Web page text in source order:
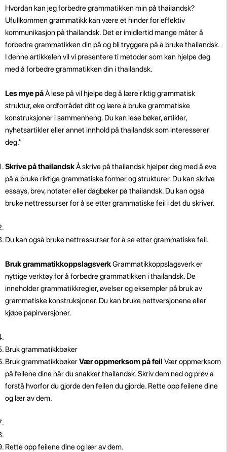
Hvordan kan jeg forbedre grammatikken min på thailandsk?
Ufullkommen grammatikk kan være et hinder for effektiv
kommunikasjon på thailandsk. Det er imidlertid mange måter å
forbedre grammatikken din på og bli tryggere på å bruke thailandsk.
I denne artikkelen vil vi presentere ti metoder som kan hjelpe deg
med å forbedre grammatikken din i thailandsk.
Les mye påÅ lese på vil hjelpe deg å lære riktig grammatisk
struktur, øke ordforrådet ditt og lære å bruke grammatiske
konstruksjoner i sammenheng. Du kan lese bøker, artikler,
nyhetsartikler eller annet innhold på thailandsk som interesserer
deg."
Skrive på thailandskÅ skrive på thailandsk hjelper deg med å øve
på å bruke riktige grammatiske former og strukturer. Du kan skrive
essays, brev, notater eller dagbøker på thailandsk. Du kan også
bruke nettressurser for å se etter grammatiske feil i det du skriver.
Du kan også bruke nettressurser for å se etter grammatiske feil.
Bruk grammatikkoppslagsverkGrammatikkoppslagsverk er
nyttige verktøy for å forbedre grammatikken i thailandsk. De
inneholder grammatikkregler, øvelser og eksempler på bruk av
grammatiske konstruksjoner. Du kan bruke nettversjonene eller
kjøpe papirversjoner.
Bruk grammatikkbøker
Bruk grammatikkbøkerVær oppmerksom på feil Vær oppmerksom
på feilene dine når du snakker thailandsk. Skriv dem ned og prøv å
forstå hvorfor du gjorde den feilen du gjorde. Rette opp feilene dine
og lær av dem.
Rette opp feilene dine og lær av dem.